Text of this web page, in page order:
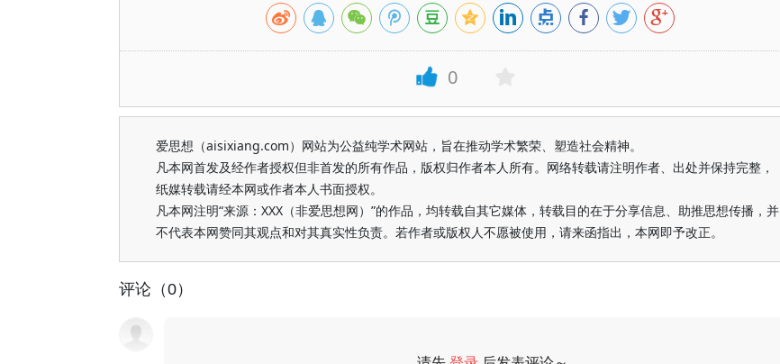
0
爱思想（aisixiang.com）网站为公益纯学术网站，旨在推动学术繁荣、塑造社会精神。
凡本网首发及经作者授权但非首发的所有作品，版权归作者本人所有。网络转载请注明作者、出处并保持完整，
纸媒转载请经本网或作者本人书面授权。
凡本网注明“来源：XXX（非爱思想网）”的作品，均转载自其它媒体，转载目的在于分享信息、助推思想传播，并
不代表本网赞同其观点和对其真实性负责。若作者或版权人不愿被使用，请来函指出，本网即予改正。
评论（0）